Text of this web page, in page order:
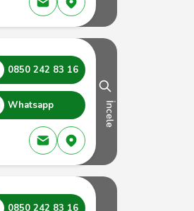
0850 242 83 16
Whatsapp İncele
0850 242 83 16